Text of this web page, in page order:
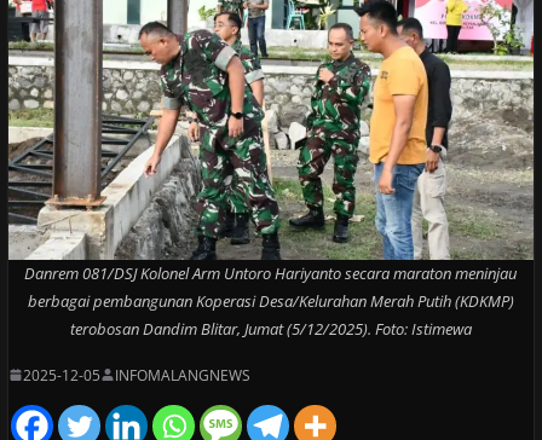
Danrem 081/DSJ Kolonel Arm Untoro Hariyanto secara maraton meninjau
berbagai pembangunan Koperasi Desa/Kelurahan Merah Putih (KDKMP)
terobosan Dandim Blitar, Jumat (5/12/2025). Foto: Istimewa
2025-12-05 INFOMALANGNEWS